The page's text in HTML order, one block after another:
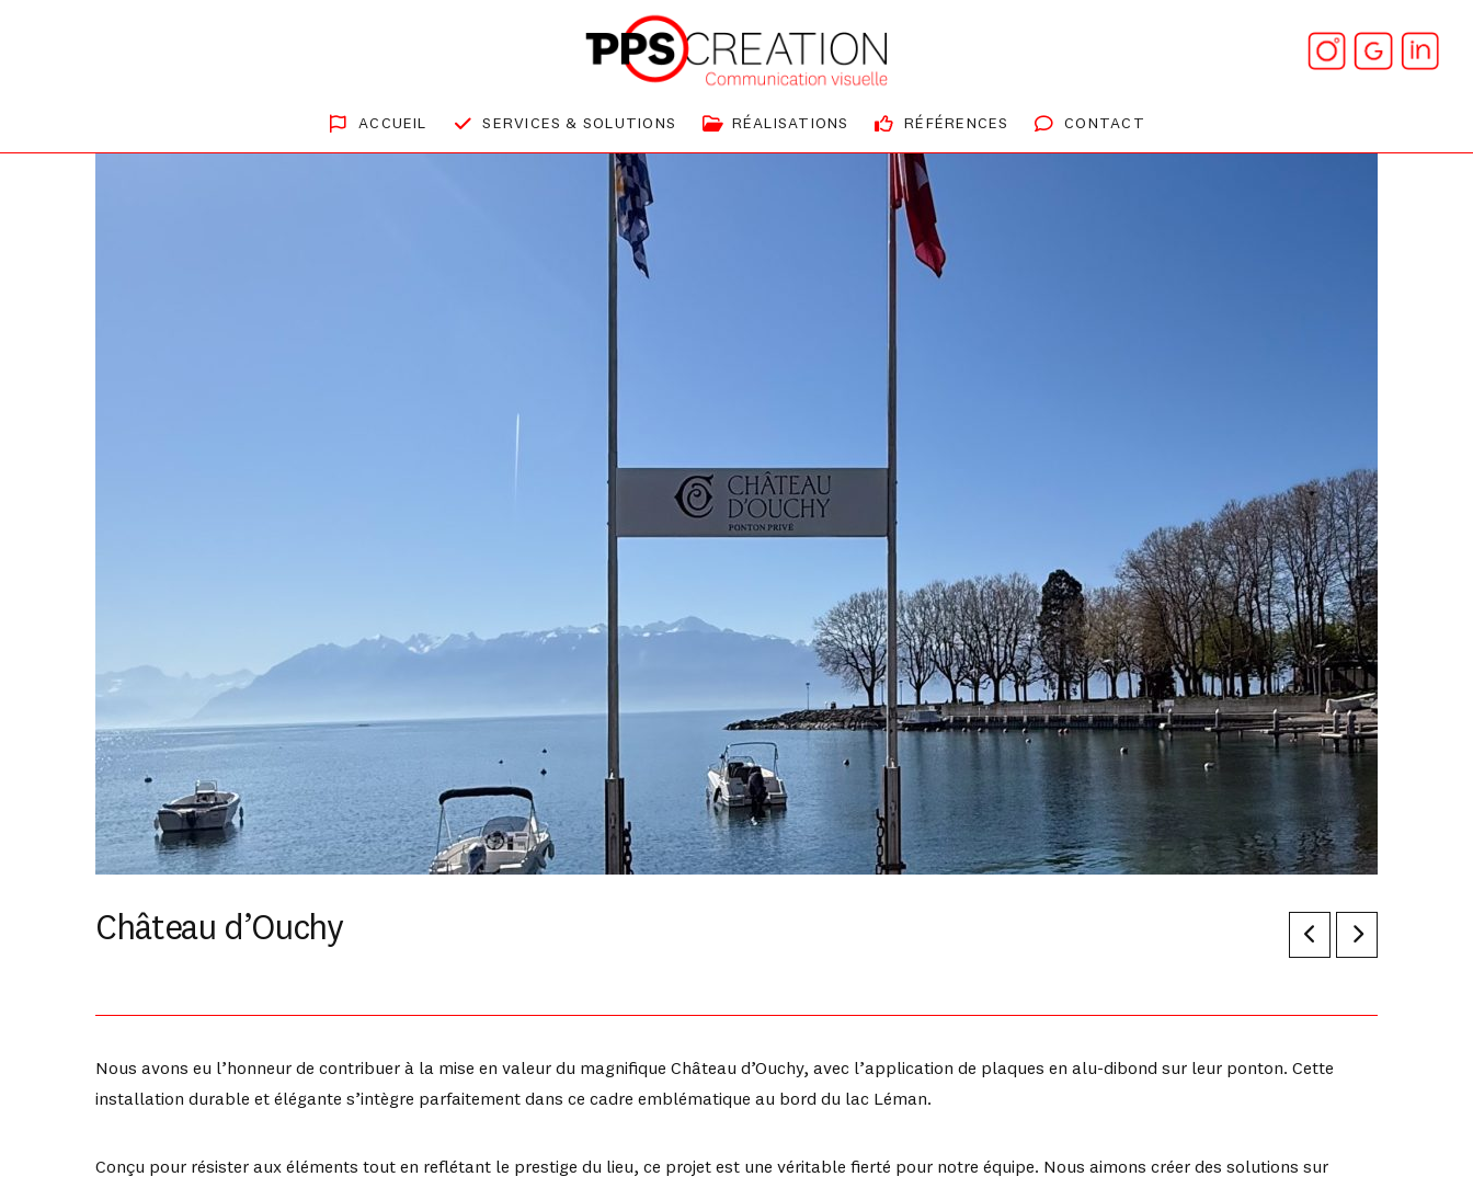
ACCUEIL SERVICES & SOLUTIONS RÉALISATIONS RÉFÉRENCES CONTACT
Château d’Ouchy
Nous avons eu l’honneur de contribuer à la mise en valeur du magnifique Château d’Ouchy, avec l’application de plaques en alu-dibond sur leur ponton. Cette
installation durable et élégante s’intègre parfaitement dans ce cadre emblématique au bord du lac Léman.
Conçu pour résister aux éléments tout en reflétant le prestige du lieu, ce projet est une véritable fierté pour notre équipe. Nous aimons créer des solutions sur